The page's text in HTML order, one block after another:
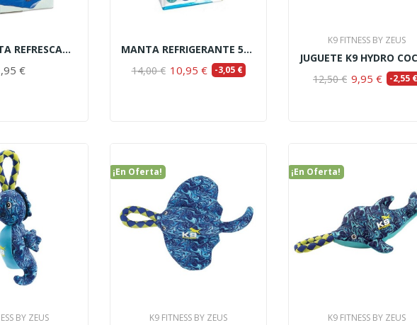
COLCHONETA REFRESCANTE ANTIMOSQUITOS 40x50cm
€
MANTA REFRIGERANTE 50X65cm
14,00 € 10,95 € -3,05 €
K9 FITNESS BY ZEUS
12,50 € 9,95 € -2,55 €
BY ZEUS
¡En Oferta!
K9 FITNESS BY ZEUS
¡En Oferta!
K9 FITNESS BY ZEUS